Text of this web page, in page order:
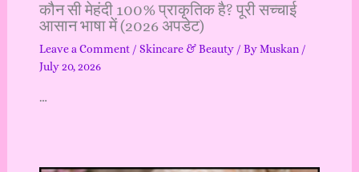
कौन सी मेहंदी 100% प्राकृतिक है? पूरी सच्चाई
आसान भाषा में (2026 अपडेट)
Leave a Comment / Skincare & Beauty/ ByMuskan /
July 20, 2026
…